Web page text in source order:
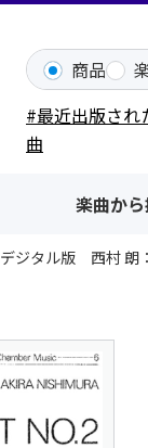
商品
#最近出版され
曲
楽曲か
デジタル版 西村 朗